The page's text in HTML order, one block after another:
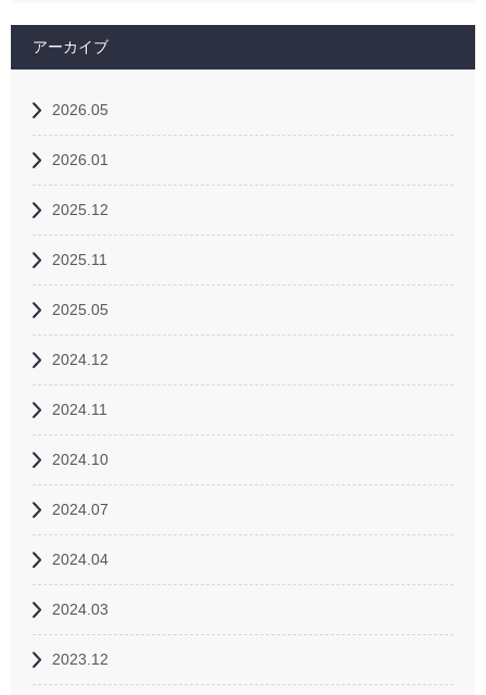
アーカイブ
2026.05
2026.01
2025.12
2025.11
2025.05
2024.12
2024.11
2024.10
2024.07
2024.04
2024.03
2023.12